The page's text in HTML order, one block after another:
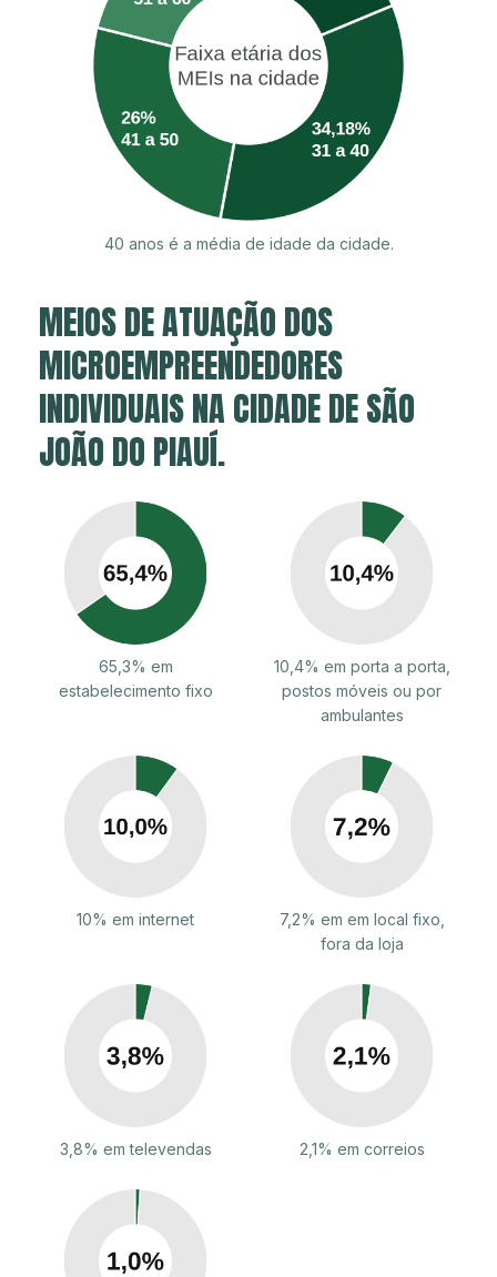
40 anos é a média de idade da cidade.
MEIOS DE ATUAÇÃO DOS
MICROEMPREENDEDORES
INDIVIDUAIS NA CIDADE DE SÃO
JOÃO DO PIAUÍ.
65,3% em
estabelecimento fixo
10,4% em porta a porta,
postos móveis ou por
ambulantes
10% em internet
7,2% em em local fixo,
fora da loja
3,8% em televendas 2,1% em correios